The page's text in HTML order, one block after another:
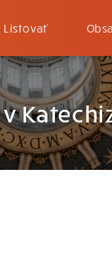
Listovať